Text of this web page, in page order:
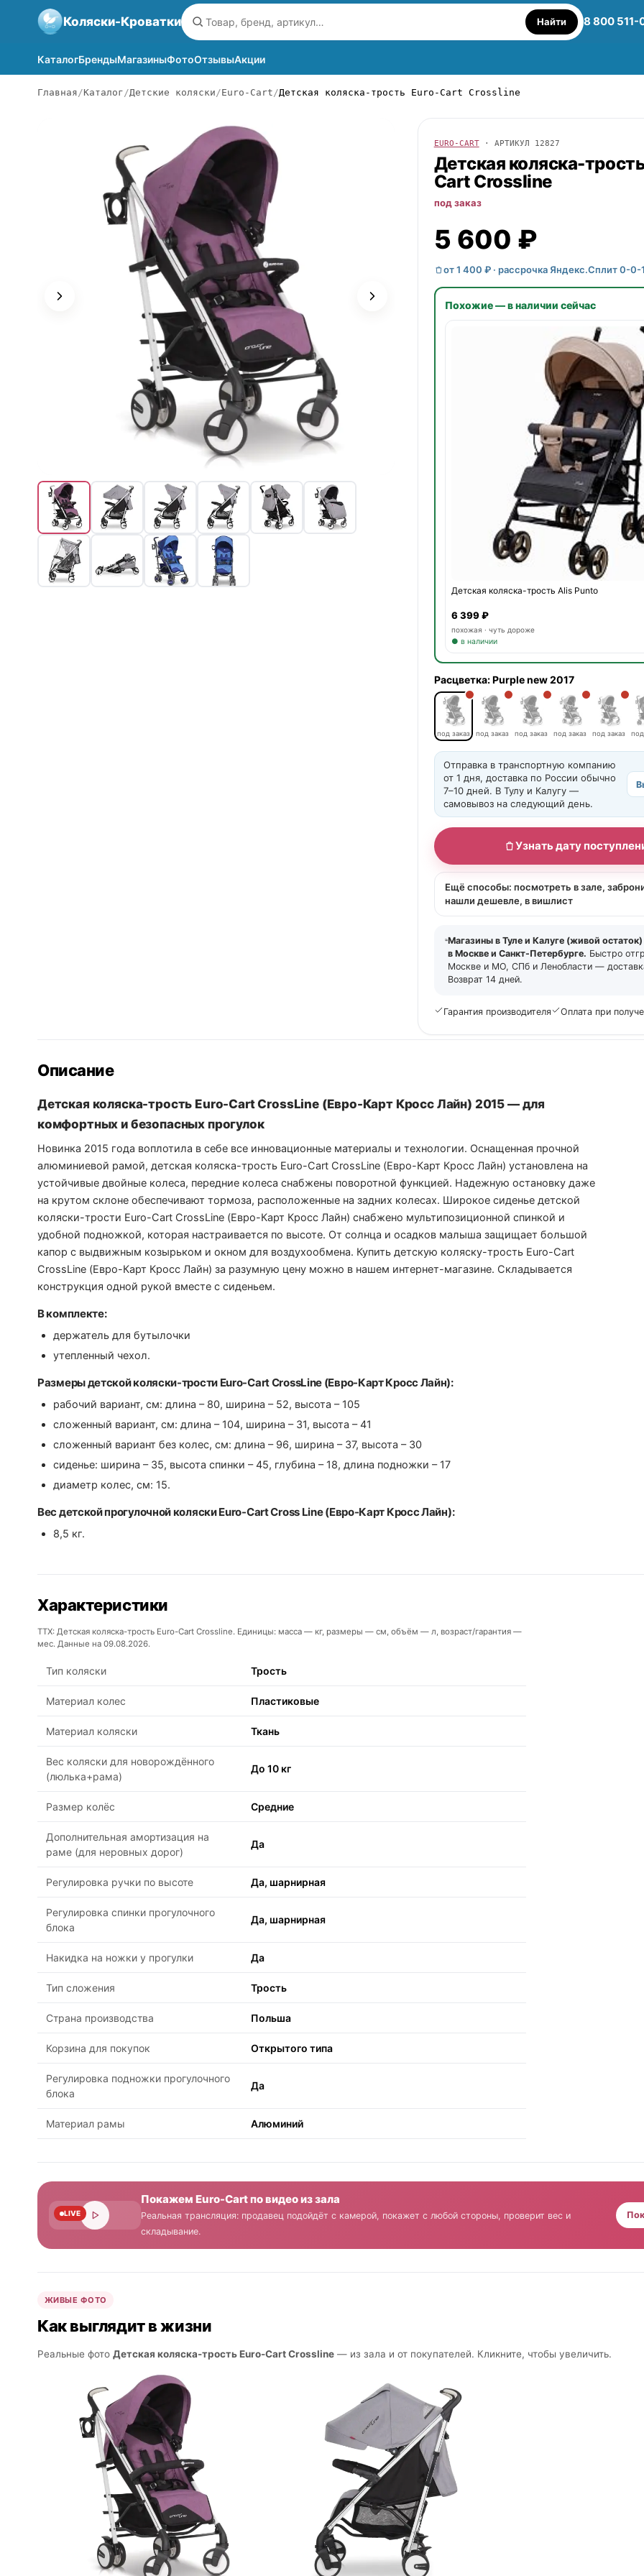
Коляски-Кроватки Найти 8 800
КаталогБрендыМагазиныФотоОтзывыАкции
Главная Каталог Детские коляски Euro-Cart Детская коляска-трость Euro-Cart Crossline
EURO-CART· АРТИКУЛ 12827
Детская коляска-
Cart Crossline
под заказ
5 600 ₽
от 1 400 ₽ · рассрочка Яндекс.Сплит 0-0-
Похожие — в наличии сейчас
Детская коляска-трость Alis Punto
6 399 ₽
похожая · чуть дороже
● в наличии
Расцветка:Purple new 2017
под заказ под заказ под заказ под заказ под заказ под
Отправка в транспортную компанию
от 1 дня, доставка по России обычно
7–10 дней. В Тулу и Калугу —
самовывоз на следующий день.
Узнать дату
Ещё способы: посмотреть в зале,
нашли дешевле, в вишлист
Магазины в Туле и Калуге (живой
в Москве и Санкт-Петербурге. Быстро
Москве и МО, СПб и Ленобласти —
Возврат 14 дней.
Гарантия производителя Оплата при
Описание
Детская коляска-трость Euro-Cart CrossLine (Евро-Карт Кросс Лайн) 2015 — для
комфортных и безопасных прогулок
Новинка 2015 года воплотила в себе все инновационные материалы и технологии. Оснащенная прочной
алюминиевой рамой, детская коляска-трость Euro-Cart CrossLine (Евро-Карт Кросс Лайн) установлена на
устойчивые двойные колеса, передние колеса снабжены поворотной функцией. Надежную остановку даже
на крутом склоне обеспечивают тормоза, расположенные на задних колесах. Широкое сиденье детской
коляски-трости Euro-Cart CrossLine (Евро-Карт Кросс Лайн) снабжено мультипозиционной спинкой и
удобной подножкой, которая настраивается по высоте. От солнца и осадков малыша защищает большой
капор с выдвижным козырьком и окном для воздухообмена. Купить детскую коляску-трость Euro-Cart
CrossLine (Евро-Карт Кросс Лайн) за разумную цену можно в нашем интернет-магазине. Складывается
конструкция одной рукой вместе с сиденьем.
В комплекте:
держатель для бутылочки
утепленный чехол.
Размеры детской коляски-трости Euro-Cart CrossLine (Евро-Карт Кросс Лайн):
рабочий вариант, см: длина – 80, ширина – 52, высота – 105
сложенный вариант, см: длина – 104, ширина – 31, высота – 41
сложенный вариант без колес, см: длина – 96, ширина – 37, высота – 30
сиденье: ширина – 35, высота спинки – 45, глубина – 18, длина подножки – 17
диаметр колес, см: 15.
Вес детской прогулочной коляски Euro-Cart Cross Line (Евро-Карт Кросс Лайн):
8,5 кг.
Характеристики
ТТХ: Детская коляска-трость Euro-Cart Crossline. Единицы: масса — кг, размеры — см, объём — л, возраст/гарантия —
мес. Данные на 09.08.2026.
Тип коляски Трость
Материал колес Пластиковые
Материал коляски Ткань
Вес коляски для новорождённого
(люлька+рама)
До 10 кг
Размер колёс Средние
Дополнительная амортизация на
раме (для неровных дорог)
Да
Регулировка ручки по высоте Да, шарнирная
Регулировка спинки прогулочного
блока
Да, шарнирная
Накидка на ножки у прогулки Да
Тип сложения Трость
Страна производства Польша
Корзина для покупок Открытого типа
Регулировка подножки прогулочного
блока
Да
Материал рамы Алюминий
LIVE
Покажем Euro-Cart по видео из зала
Реальная трансляция: продавец подойдёт с камерой, покажет с любой стороны, проверит вес и
складывание.
ЖИВЫЕ ФОТО
Как выглядит в жизни
Реальные фото Детская коляска-трость Euro-Cart Crossline — из зала и от покупателей. Кликните, чтобы увеличить.